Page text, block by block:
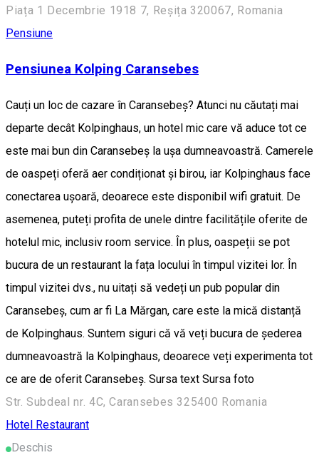
Piața 1 Decembrie 1918 7, Reșița 320067, Romania
Pensiune
Pensiunea Kolping Caransebes
Cauți un loc de cazare în Caransebeș? Atunci nu căutați mai
departe decât Kolpinghaus, un hotel mic care vă aduce tot ce
este mai bun din Caransebeș la ușa dumneavoastră. Camerele
de oaspeți oferă aer condiționat și birou, iar Kolpinghaus face
conectarea ușoară, deoarece este disponibil wifi gratuit. De
asemenea, puteți profita de unele dintre facilitățile oferite de
hotelul mic, inclusiv room service. În plus, oaspeții se pot
bucura de un restaurant la fața locului în timpul vizitei lor. În
timpul vizitei dvs., nu uitați să vedeți un pub popular din
Caransebeș, cum ar fi La Mărgan, care este la mică distanță
de Kolpinghaus. Suntem siguri că vă veți bucura de șederea
dumneavoastră la Kolpinghaus, deoarece veți experimenta tot
ce are de oferit Caransebeș. Sursa text Sursa foto
Str. Subdeal nr. 4C, Caransebes 325400 Romania
Hotel Restaurant
Deschis